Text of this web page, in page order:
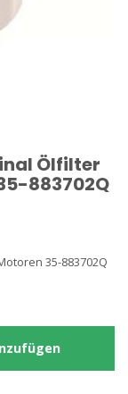
Ölfilter
883702Q
35-883702Q